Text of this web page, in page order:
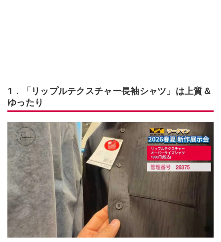
1．「リップルテクスチャー長袖シャツ」は上質＆
ゆったり